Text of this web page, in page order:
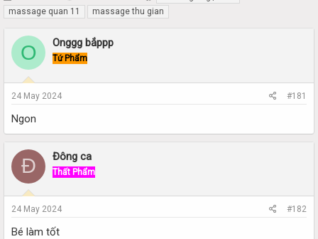
h
r
a
d
t
a
t
e
t
a
t
d
t
massage quan 11
massage thu gian
O Onggg bắppp
Tứ Phẩm
24 May 2024 #181
Ngon
Đ Đông ca
Thất Phẩm
24 May 2024 #182
Bé làm tốt